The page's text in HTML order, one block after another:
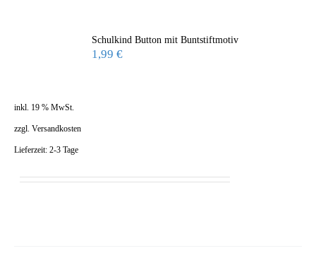
Schulkind Button mit Buntstiftmotiv
1,99€
inkl. 19 % MwSt.
zzgl. Versandkosten
Lieferzeit: 2-3 Tage